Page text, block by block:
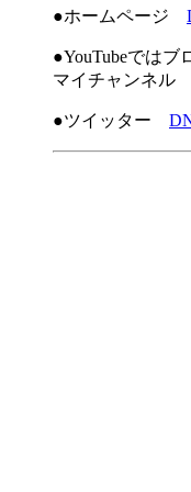
●ホームページ
●YouTubeでは
マイチャンネル
●ツイッター